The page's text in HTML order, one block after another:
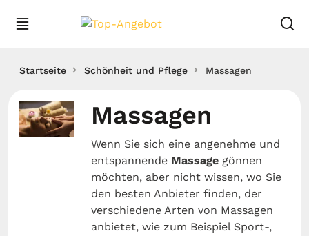
Startseite Schönheit und Pflege Massagen
Massagen
Wenn Sie sich eine angenehme und
entspannende Massage gönnen
möchten, aber nicht wissen, wo Sie
den besten Anbieter finden, der
verschiedene Arten von Massagen
anbietet, wie zum Beispiel Sport-,